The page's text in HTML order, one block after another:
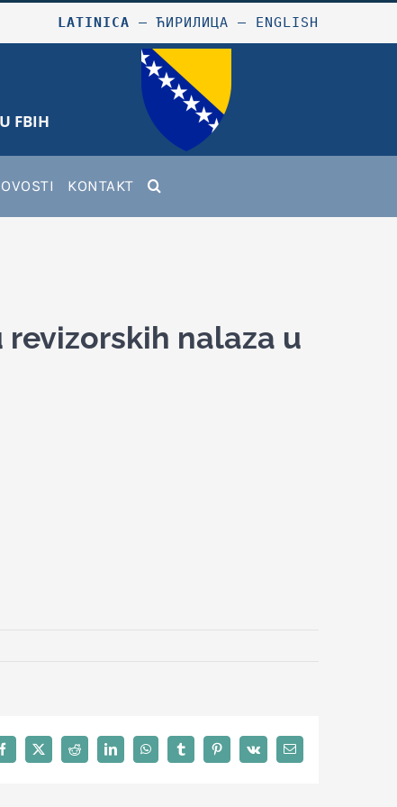
LATINICA –ЋИРИЛИЦА – ENGLISH
FBIH
KONTAKT
nalaza u
Facebook
X Reddit LinkedInWhatsAppTumblrPinterest
Vk Email